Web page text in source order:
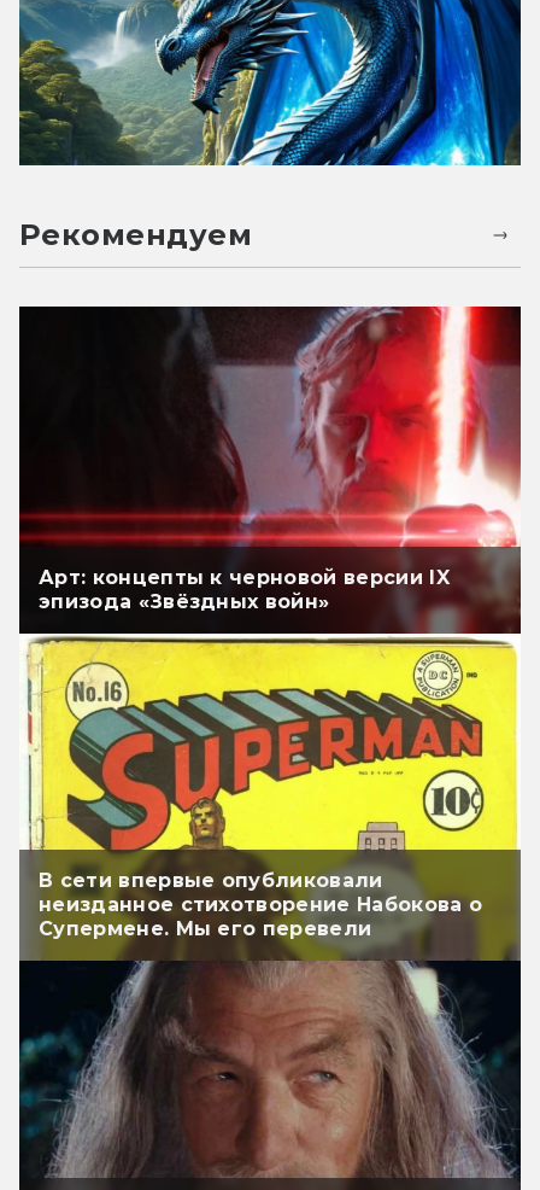
Рекомендуем
Арт: концепты к черновой версии IX
эпизода «Звёздных войн»
В сети впервые опубликовали
неизданное стихотворение Набокова о
Супермене. Мы его перевели